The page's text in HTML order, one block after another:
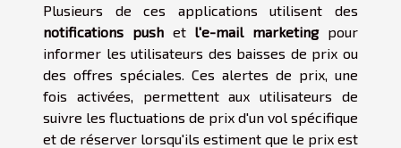
Plusieurs de ces applications utilisent des
notifications pushet l'e-mail marketingpour
informer les utilisateurs des baisses de prix ou
des offres spéciales. Ces alertes de prix, une
fois activées, permettent aux utilisateurs de
suivre les fluctuations de prix d'un vol spécifique
et de réserver lorsqu'ils estiment que le prix est